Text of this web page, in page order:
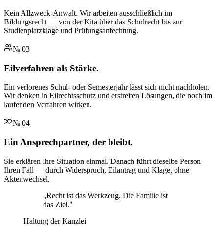
Kein Allzweck-Anwalt. Wir arbeiten ausschließlich im
Bildungsrecht — von der Kita über das Schulrecht bis zur
Studienplatzklage und Prüfungsanfechtung.
№ 03
Eilverfahren als Stärke.
Ein verlorenes Schul- oder Semesterjahr lässt sich nicht nachholen.
Wir denken in Eilrechtsschutz und erstreiten Lösungen, die noch im
laufenden Verfahren wirken.
№ 04
Ein Ansprechpartner, der bleibt.
Sie erklären Ihre Situation einmal. Danach führt dieselbe Person
Ihren Fall — durch Widerspruch, Eilantrag und Klage, ohne
Aktenwechsel.
„Recht ist das Werkzeug. Die Familie ist
das Ziel."
Haltung der Kanzlei